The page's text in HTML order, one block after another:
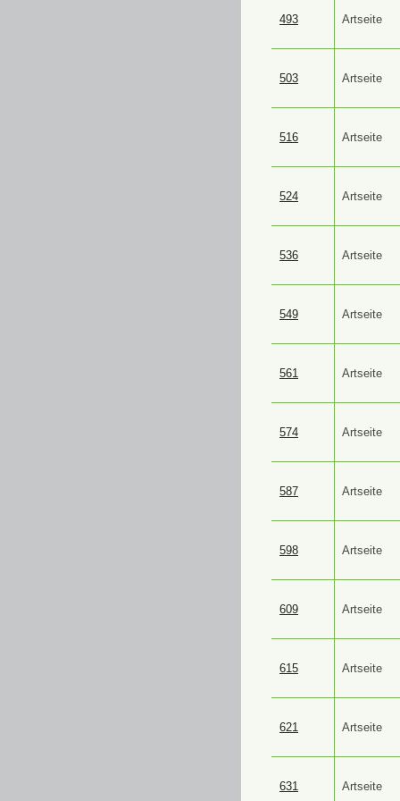
493 Artseite
503 Artseite
516 Artseite
524 Artseite
536 Artseite
549 Artseite
561 Artseite
574 Artseite
587 Artseite
598 Artseite
609 Artseite
615 Artseite
621 Artseite
631 Artseite